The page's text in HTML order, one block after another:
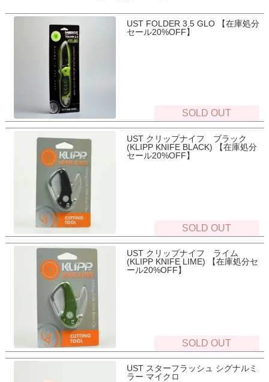
UST FOLDER 3.5 GLO 【在庫処分
セール20%OFF】
SOLD OUT
UST クリップナイフ ブラック
(KLIPP KNIFE BLACK) 【在庫処分
セール20%OFF】
SOLD OUT
UST クリップナイフ ライム
(KLIPP KNIFE LIME) 【在庫処分セ
ール20%OFF】
SOLD OUT
UST スターフラッシュ シグナルミ
ラー マイクロ